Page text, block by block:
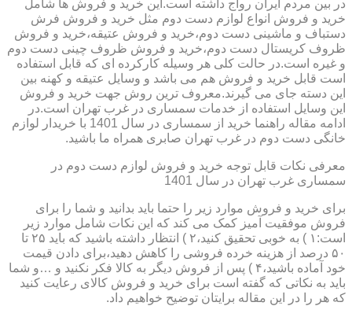
در بین مردم ایران رواج داشته است.این خرید و فروش ها شامل
خرید و فروش انواع لوازم دست دوم مثل خرید و فروش فرش
دستباف و ماشینی دست دوم،خرید و فروش عتیقه،خرید و فروش
ظروف کریستال دست دوم،خرید و فروش ظروف چینی دست دوم
و غیره است.در حالت کلی هر وسیله کارکرده ای که قابل استفاده
است قابل خرید و فروش هم می باشد و وسایل عتیقه و کهنه بین
این دسته جای می گیرند.معروف ترین روش جهت خرید و فروش
این وسایل استفاده از خدمات سمساری در غرب تهران است.در
ادامه مقاله راهنما خرید از سمساری در سال 1401 با خریدار لوازم
خانگی دست دوم در غرب تهران صابری همراه ما باشید.
معرفی نکات قابل توجه خرید و فروش لوازم دست دوم در
سمساری غرب تهران در سال 1401
برای خرید و فروش موارد زیر را حتما باید بدانید و شما را برای
فروش موفقیت آمیز کمک می کند که این نکات شامل موارد زیر
است:۱ ) به خوبی تحقیق کنید،۲ ) انتظار داشته باشید که باید ۲۵ تا
۵۰ درصد از هزینه خرده فروشی را کاهش دهید،برای دادن قیمت
خود آماده باشید،۴ ) پس از فروش دیگر به کالا فکر نکنید و …و شما
باید به نکاتی که گفته است برای خرید و فروش کالای رعایت کنید
که هر را در این مقاله برایتان توضیح خواهیم داد.